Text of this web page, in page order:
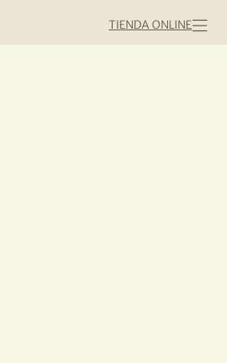
TIENDA ONLINE